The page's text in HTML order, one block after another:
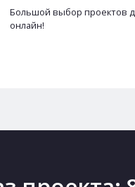
Большой выбор проектов
онлайн!